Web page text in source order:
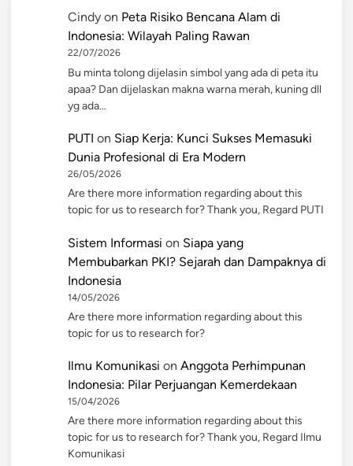
Cindy on Peta Risiko Bencana Alam di
Indonesia: Wilayah Paling Rawan
22/07/2026
Bu minta tolong dijelasin simbol yang ada di peta itu
apaa? Dan dijelaskan makna warna merah, kuning dll
yg ada…
PUTI on Siap Kerja: Kunci Sukses Memasuki
Dunia Profesional di Era Modern
26/05/2026
Are there more information regarding about this
topic for us to research for? Thank you, Regard PUTI
Sistem Informasi on Siapa yang
Membubarkan PKI? Sejarah dan Dampaknya di
Indonesia
14/05/2026
Are there more information regarding about this
topic for us to research for?
Ilmu Komunikasi on Anggota Perhimpunan
Indonesia: Pilar Perjuangan Kemerdekaan
15/04/2026
Are there more information regarding about this
topic for us to research for? Thank you, Regard Ilmu
Komunikasi